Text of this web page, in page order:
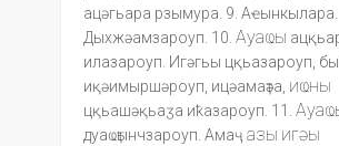
ацәгьара рзымура. 9. Аҽынкылара.
Дыхжәамзароуп. 10. Ауаҩы
илазароуп. Игәгьы цқьазароуп,
иқәимыршәроуп, ицәамаҭәа, иҩны
цқьашәқьаӡа иҟазароуп. 11.
дуаҩҭынчзароуп. Амаҷ азы игәы